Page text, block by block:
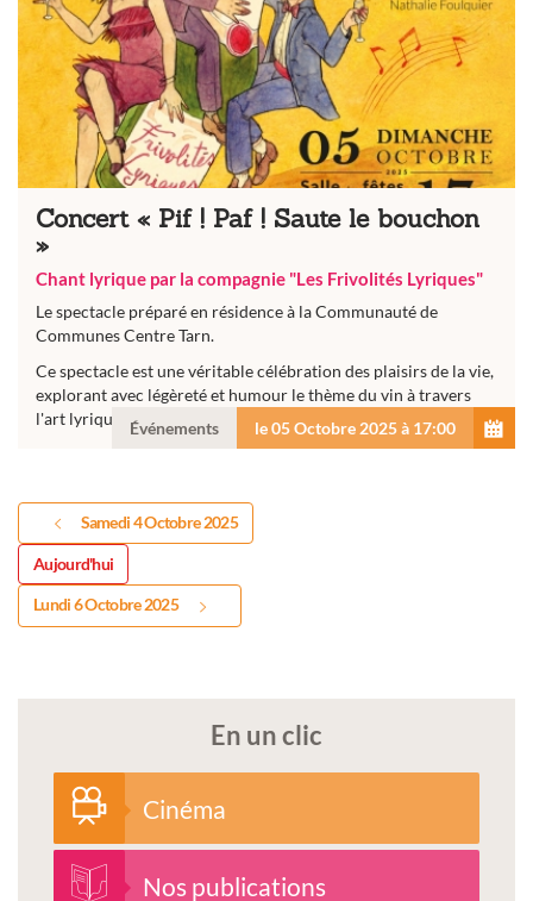
Concert « Pif ! Paf ! Saute le bouchon
»
Chant lyrique par la compagnie "Les Frivolités Lyriques"
Le spectacle préparé en résidence à la Communauté de
Communes Centre Tarn.
Ce spectacle est une véritable célébration des plaisirs de la vie,
explorant avec légèreté et humour le thème du vin à travers
l'art lyrique français. "Pif ! Paf ! Saute le...
Événements le 05 Octobre 2025 à 17:00
Samedi 4 Octobre 2025
Aujourd'hui
Lundi 6 Octobre 2025
En un clic
Cinéma
Nos publications